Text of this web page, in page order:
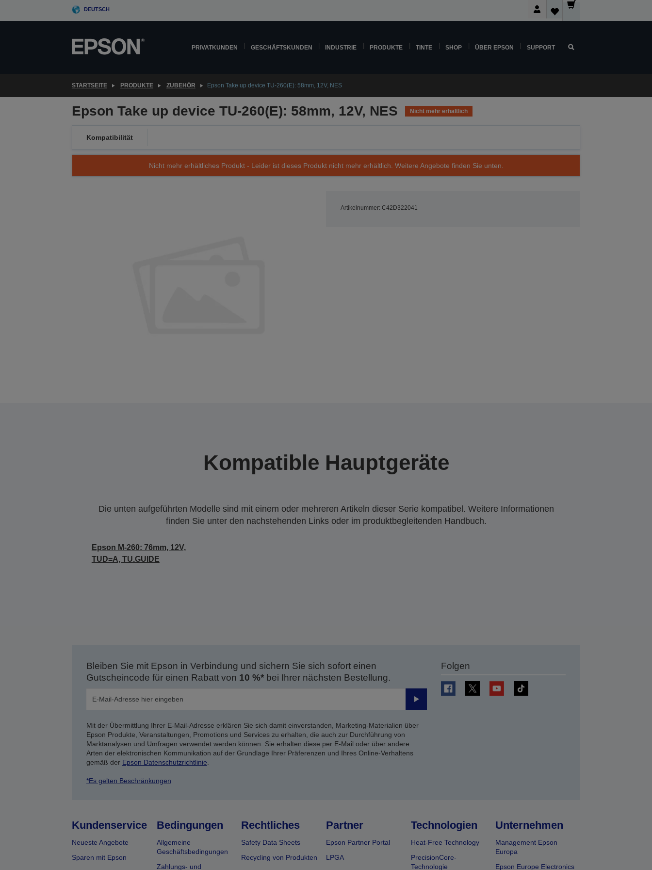
DEUTSCH
PRIVATKUNDEN GESCHÄFTSKUNDEN INDUSTRIE PRODUKTE TINTE SHOP ÜBER EPSON SUPPORT
STARTSEITE PRODUKTE ZUBEHÖR Epson Take up device TU-260(E): 58mm, 12V, NES
Epson Take up device TU-260(E): 58mm, 12V, NES Nicht mehr erhältlich
Kompatibilität
Nicht mehr erhältliches Produkt - Leider ist dieses Produkt nicht mehr erhältlich. Weitere Angebote finden Sie unten.
Artikelnummer: C42D322041
Kompatible Hauptgeräte
Die unten aufgeführten Modelle sind mit einem oder mehreren Artikeln dieser Serie kompatibel. Weitere Informationen
finden Sie unter den nachstehenden Links oder im produktbegleitenden Handbuch.
Epson M-260: 76mm, 12V,
TUD=A, TU.GUIDE
Bleiben Sie mit Epson in Verbindung und sichern Sie sich sofort einen
Gutscheincode für einen Rabatt von 10 %*bei Ihrer nächsten Bestellung.
Senden
Mit der Übermittlung Ihrer E-Mail-Adresse erklären Sie sich damit einverstanden, Marketing-Materialien über
Epson Produkte, Veranstaltungen, Promotions und Services zu erhalten, die auch zur Durchführung von
Marktanalysen und Umfragen verwendet werden können. Sie erhalten diese per E-Mail oder über andere
Arten der elektronischen Kommunikation auf der Grundlage Ihrer Präferenzen und Ihres Online-Verhaltens
gemäß der Epson Datenschutzrichtlinie
*Es gelten Beschränkungen
Folgen
Kundenservice
Neueste Angebote
Sparen mit Epson
Bedingungen
Allgemeine
Geschäftsbedingungen
Zahlungs- und
Rechtliches
Safety Data Sheets
Recycling von Produkten
Partner
Epson Partner Portal
LPGA
Technologien
Heat-Free Technology
PrecisionCore-
Technologie
Unternehmen
Management Epson
Europa
Epson Europe Electronics